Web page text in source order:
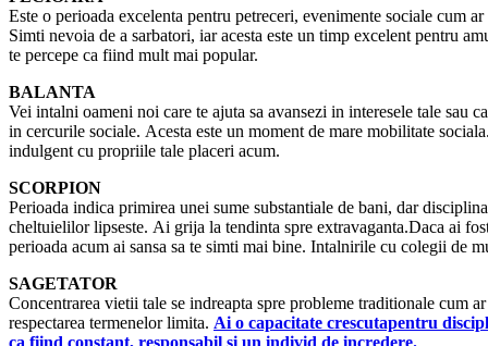
Este o perioada excelenta pentru petreceri, evenimente sociale cum
Simti nevoia de a sarbatori, iar acesta este un timp excelent pentru
te percepe ca fiind mult mai popular.
BALANTA
Vei intalni oameni noi care te ajuta sa avansezi in interesele tale sau
in cercurile sociale. Acesta este un moment de mare mobilitate
indulgent cu propriile tale placeri acum.
SCORPION
Perioada indica primirea unei sume substantiale de bani, dar
cheltuielilor lipseste. Ai grija la tendinta spre extravaganta.Daca ai
perioada acum ai sansa sa te simti mai bine. Intalnirile cu colegii de
SAGETATOR
Concentrarea vietii tale se indreapta spre probleme traditionale cum
respectarea termenelor limita. Ai o capacitate crescutapentru
ca fiind constant, responsabil si un individ de incredere.